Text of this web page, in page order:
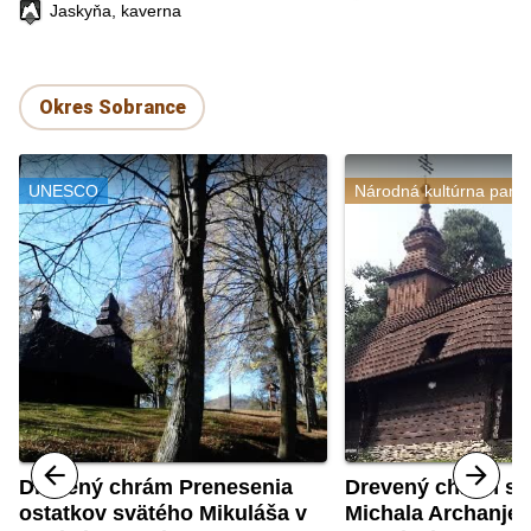
Jaskyňa, kaverna
Okres Sobrance
UNESCO
Drevený chrám Prenesenia
ostatkov svätého Mikuláša v
Národná kultúrna
Drevený chrám
Michala